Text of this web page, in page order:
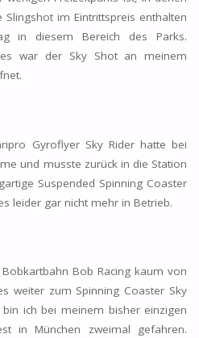
im Eintrittspreis enthalten
in diesem Bereich des Parks.
war der Sky Shot an meinem
Gyroflyer Sky Rider hatte bei
und musste zurück in die Station
Suspended Spinning Coaster
leider gar nicht mehr in Betrieb.
Bob Racing kaum von
weiter zum Spinning Coaster Sky
bin ich bei meinem bisher einzigen
in München zweimal gefahren.